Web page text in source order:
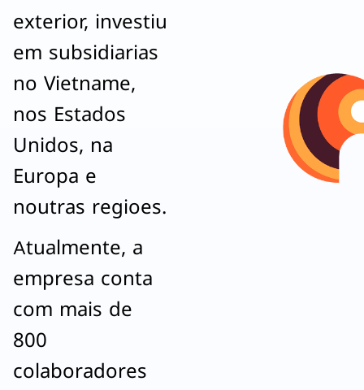
exterior, investiu
em subsidiarias
no Vietname,
nos Estados
Unidos, na
Europa e
noutras regioes.
Atualmente, a
empresa conta
com mais de
800
colaboradores